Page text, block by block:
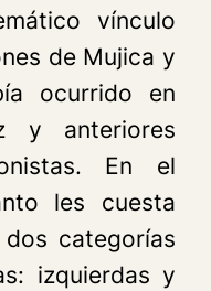
vínculo
de Mujica y
ocurrido en
y anteriores
En el
les cuesta
categorías
izquierdas y